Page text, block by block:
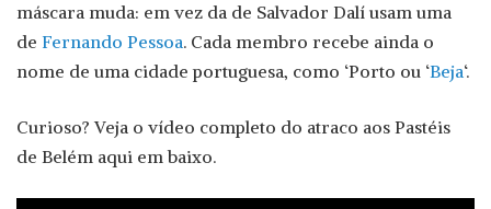
máscara muda: em vez da de Salvador Dalí usam uma
de Fernando Pessoa. Cada membro recebe ainda o
nome de uma cidade portuguesa, como ‘Porto ou ‘Beja‘.
Curioso? Veja o vídeo completo do atraco aos Pastéis
de Belém aqui em baixo.